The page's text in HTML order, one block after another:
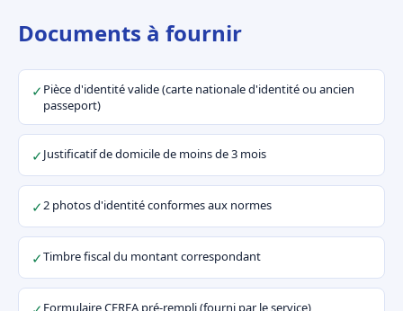
Documents à fournir
✓ Pièce d'identité valide (carte nationale d'identité ou ancien
passeport)
✓Justificatif de domicile de moins de 3 mois
✓2 photos d'identité conformes aux normes
✓Timbre fiscal du montant correspondant
Formulaire CERFA pré-rempli (fourni par le service)